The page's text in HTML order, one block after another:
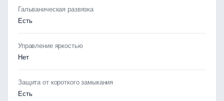
Гальваническая развязка
Есть
Управление яркостью
Нет
Защита от короткого замыкания
Есть